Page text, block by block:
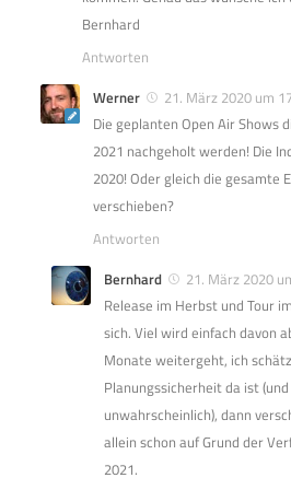
Bernhard
Antworten
Werner
21. März 2020 um
Die geplanten Open Air Shows
2021 nachgeholt werden! Die
2020! Oder gleich die gesamte
verschieben?
Antworten
Bernhard
21. März 2020
Release im Herbst und Tour
sich. Viel wird einfach davon
Monate weitergeht, ich
Planungssicherheit da ist
unwahrscheinlich), dann
allein schon auf Grund der
2021.